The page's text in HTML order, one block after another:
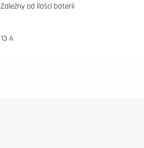
Zależny od ilości baterii
13 A